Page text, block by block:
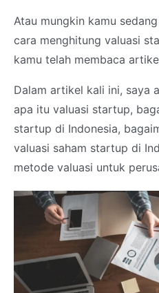
Atau mungkin kamu
cara menghitung valuasi
kamu telah membaca
Dalam artikel kali ini, saya
apa itu valuasi startup,
startup di Indonesia,
valuasi saham startup di
metode valuasi untuk